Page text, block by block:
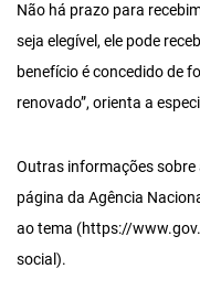
Não há prazo para
seja elegível, ele pode
benefício é concedido de
renovado”, orienta a
Outras informações sobre
página da Agência
ao tema (https://
social).